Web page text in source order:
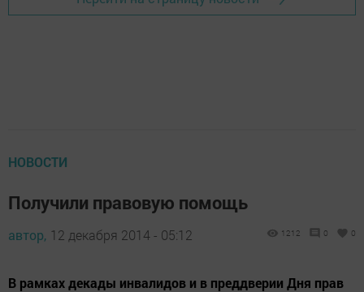
НОВОСТИ
Получили правовую помощь
автор, 12 декабря 2014 - 05:12 1212 0 0
В рамках декады инвалидов и в преддверии Дня прав